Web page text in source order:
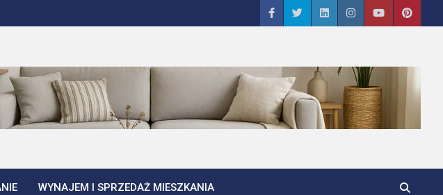
WYNAJEM I SPRZEDAŻ MIESZKANIA